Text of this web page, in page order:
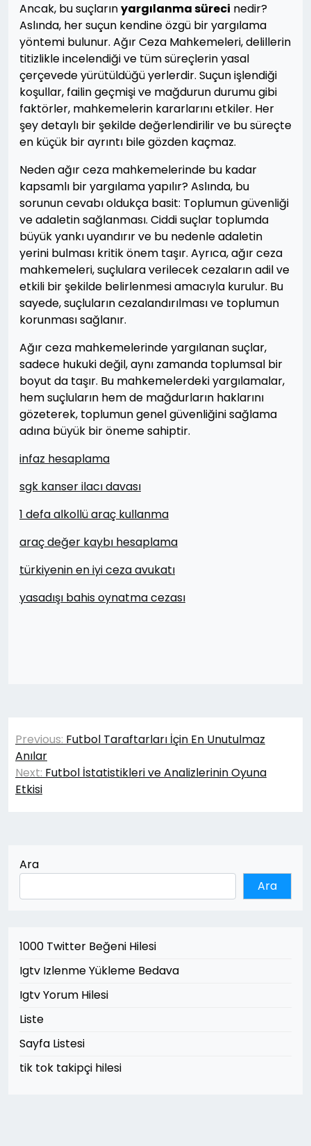
Ancak, bu suçlarınyargılanma süreci nedir?
Aslında, her suçun kendine özgü bir yargılama
yöntemi bulunur. Ağır Ceza Mahkemeleri, delillerin
titizlikle incelendiği ve tüm süreçlerin yasal
çerçevede yürütüldüğü yerlerdir. Suçun işlendiği
koşullar, failin geçmişi ve mağdurun durumu gibi
faktörler, mahkemelerin kararlarını etkiler. Her
şey detaylı bir şekilde değerlendirilir ve bu süreçte
en küçük bir ayrıntı bile gözden kaçmaz.
Neden ağır ceza mahkemelerinde bu kadar
kapsamlı bir yargılama yapılır? Aslında, bu
sorunun cevabı oldukça basit: Toplumun güvenliği
ve adaletin sağlanması. Ciddi suçlar toplumda
büyük yankı uyandırır ve bu nedenle adaletin
yerini bulması kritik önem taşır. Ayrıca, ağır ceza
mahkemeleri, suçlulara verilecek cezaların adil ve
etkili bir şekilde belirlenmesi amacıyla kurulur. Bu
sayede, suçluların cezalandırılması ve toplumun
korunması sağlanır.
Ağır ceza mahkemelerinde yargılanan suçlar,
sadece hukuki değil, aynı zamanda toplumsal bir
boyut da taşır. Bu mahkemelerdeki yargılamalar,
hem suçluların hem de mağdurların haklarını
gözeterek, toplumun genel güvenliğini sağlama
adına büyük bir öneme sahiptir.
infaz hesaplama
sgk kanser ilacı davası
1 defa alkollü araç kullanma
araç değer kaybı hesaplama
türkiyenin en iyi ceza avukatı
yasadışı bahis oynatma cezası
Yazı
gezinmesi
Previous: Futbol Taraftarları İçin En Unutulmaz
Anılar
Next: Futbol İstatistikleri ve Analizlerinin Oyuna
Etkisi
Ara
Ara
1000 Twitter Beğeni Hilesi
Igtv Izlenme Yükleme Bedava
Igtv Yorum Hilesi
Liste
Sayfa Listesi
tik tok takipçi hilesi